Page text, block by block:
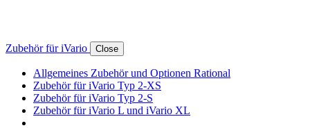
Zubehör für iVario Close
Allgemeines Zubehör und Optionen Rational
Zubehör für iVario Typ 2-XS
Zubehör für iVario Typ 2-S
Zubehör für iVario L und iVario XL